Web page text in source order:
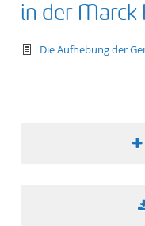
in der Marck
text/tg.work+xml
Die Aufhebung der